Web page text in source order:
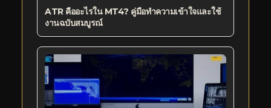
ATR คืออะไรใน MT4? คู่มือทำความเข้าใจและใช้
งานฉบับสมบูรณ์